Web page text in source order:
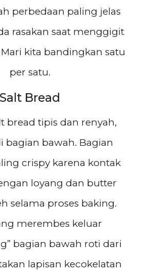
perbedaan paling jelas
rasakan saat menggigit
kita bandingkan satu
per satu.
Salt Bread
bread tipis dan renyah,
bagian bawah. Bagian
crispy karena kontak
loyang dan butter
selama proses baking.
merembes keluar
bagian bawah roti dari
lapisan kecokelatan